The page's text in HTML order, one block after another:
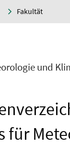
Fakultät
und
für